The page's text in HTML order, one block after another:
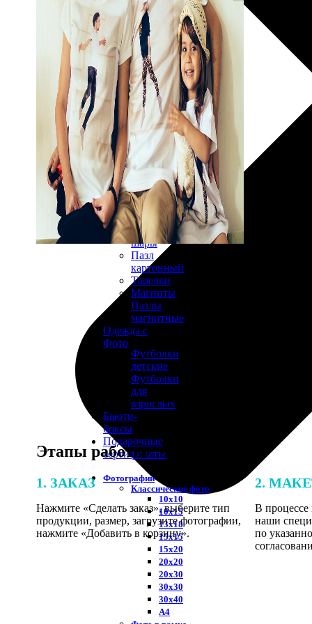
30х40
20х45
30х60
30х90
40х40
40х60
50х70
Пенокартон
Модульные
картины
ФотоПостеры
ФотоПодушки
Фотоcувениры
Значки
Коврик
для
мыши
Кружки
Новогодние
шары
Пазл
картонный
Тарелки
Магниты
Пазлы
магнитные
Одежда с
Фото
Футболки
детские
Футболки
для
взрослых
Бьюти-
боксы
Подарочные
сертификаты
Фотографии
Классические фото
10х10
10х15
13х18
15х15
15х20
20х20
20х30
30х30
30х40
А4
Этапы работы
1. ЗАКАЗ
Нажмите «Сделать заказ», выберите тип
продукции, размер, загрузите фотографии,
нажмите «Добавить в корзину».
2.
В процессе
наши
по